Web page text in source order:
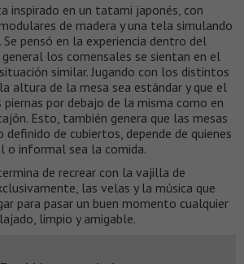
inspirado en un tatami japonés, con
de madera y una tela simulando
Se pensó en la experiencia dentro del
los comensales se sientan en el
similar. Jugando con los distintos
altura de la mesa sea estándar y que el
por debajo de la misma como en
Esto, también genera que las mesas
definido de cubiertos, depende de quienes
o informal sea la comida.
de recrear con la vajilla de
las velas y la música que
para pasar un buen momento cualquier
limpio y amigable.